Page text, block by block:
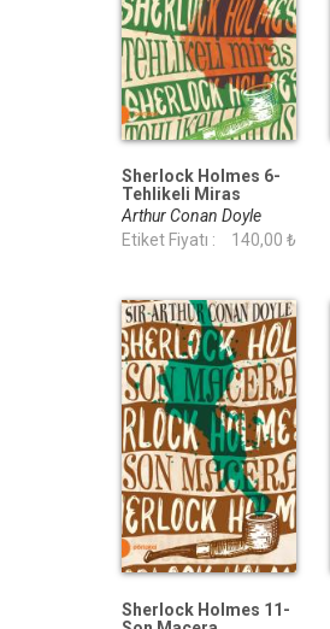
Sherlock Holmes 6-
Tehlikeli Miras
(Portakal Kitap)
Arthur Conan Doyle
Etiket Fiyatı :
140,00 ₺
Sherlock Holmes 11-